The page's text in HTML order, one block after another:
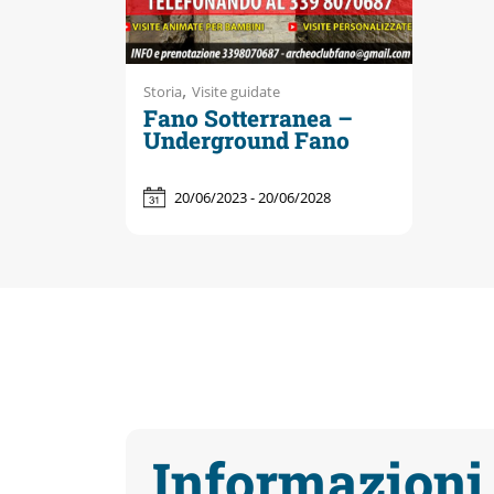
Storia, Visite guidate
Fano Sotterranea –
Underground Fano
20/06/2023 - 20/06/2028